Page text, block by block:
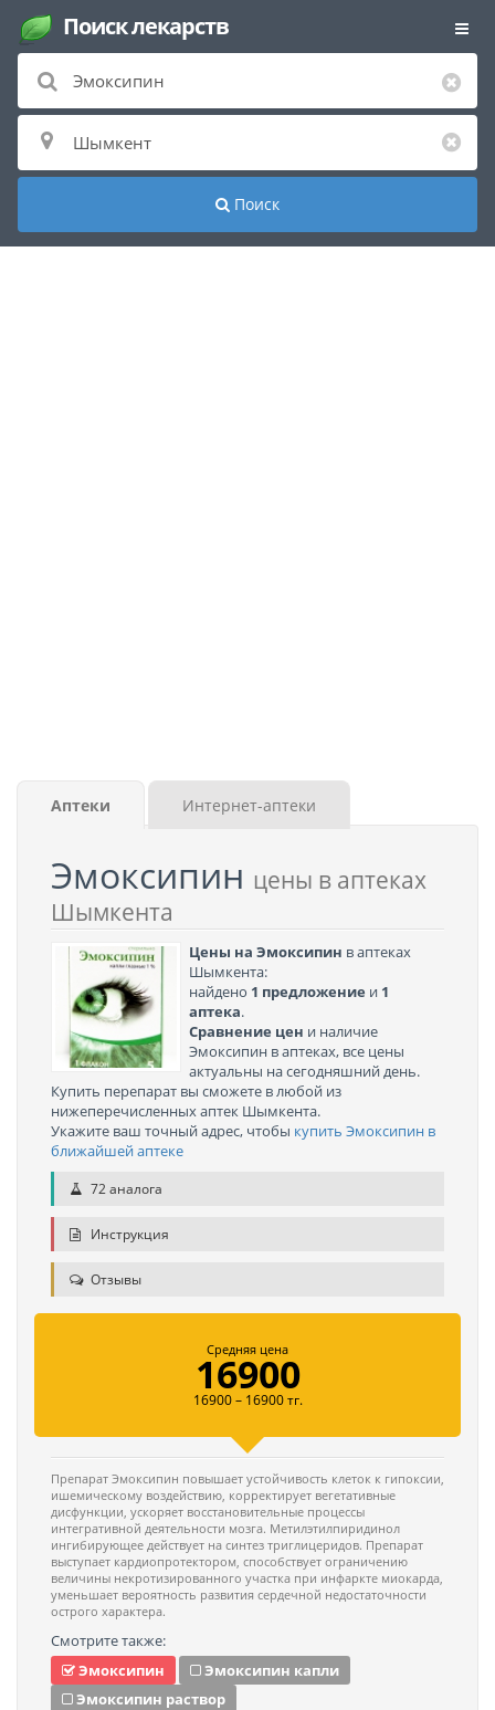
Поиск лекарств
Поиск
Аптеки Интернет-аптеки
Эмоксипин цены в аптеках
Шымкента
Цены на Эмоксипин в аптеках
Шымкента:
найдено 1 предложение и 1
аптека.
Сравнение цен и наличие
Эмоксипин в аптеках, все цены
актуальны на сегодняшний день.
Купить перепарат вы сможете в любой из
нижеперечисленных аптек Шымкента.
Укажите ваш точный адрес, чтобы купить Эмоксипин в
ближайшей аптеке
72 аналога
Инструкция
Отзывы
Средняя цена
16900
16900 – 16900 тг.
Препарат Эмоксипин повышает устойчивость клеток к гипоксии,
ишемическому воздействию, корректирует вегетативные
дисфункции, ускоряет восстановительные процессы
интегративной деятельности мозга. Метилэтилпиридинол
ингибирующее действует на синтез триглицеридов. Препарат
выступает кардиопротектором, способствует ограничению
величины некротизированного участка при инфаркте миокарда,
уменьшает вероятность развития сердечной недостаточности
острого характера.
Смотрите также:
Эмоксипин
Эмоксипин капли
Эмоксипин раствор